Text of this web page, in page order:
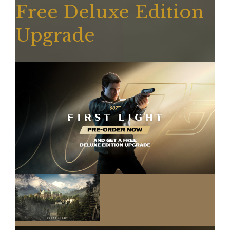
Free Deluxe Edition
Upgrade